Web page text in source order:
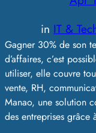
in IT &
Gagner 30% de son
d’affaires, c’est
utiliser, elle couvre
vente, RH,
Manao, une solution
des entreprises